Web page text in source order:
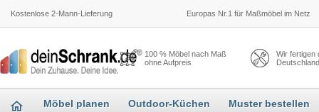
Kostenlose 2-Mann-Lieferung Europas Nr.1 für Maßmöbel im Netz
100 % Möbel nach Maß
ohne Aufpreis
Wir fertigen
Möbel planen Outdoor-Küchen Muster bestellen